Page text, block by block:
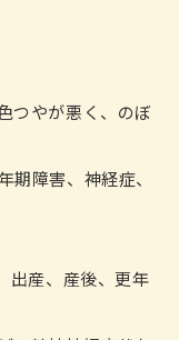
つやが悪く、のぼ
期障害、神経症、
出産、産後、更年